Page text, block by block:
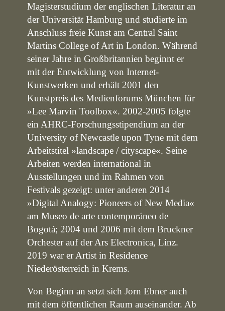
Magisterstudium der englischen Literatur an
der Universität Hamburg und studierte im
Anschluss freie Kunst am Central Saint
Martins College of Art in London. Während
seiner Jahre in Großbritannien beginnt er
mit der Entwicklung von Internet-
Kunstwerken und erhält 2001 den
Kunstpreis des Medienforums München für
»Lee Marvin Toolbox«. 2002-2005 folgte
ein AHRC-Forschungsstipendium an der
University of Newcastle upon Tyne mit dem
Arbeitstitel »landscape / cityscape«. Seine
Arbeiten werden international in
Ausstellungen und im Rahmen von
Festivals gezeigt: unter anderen 2014
»Digital Analogy: Pioneers of New Media«
am Museo de arte contemporáneo de
Bogotá; 2004 und 2006 mit dem Bruckner
Orchester auf der Ars Electronica, Linz.
2019 war er Artist in Residence
Niederösterreich in Krems.
Von Beginn an setzt sich Jorn Ebner auch
mit dem öffentlichen Raum auseinander. Ab